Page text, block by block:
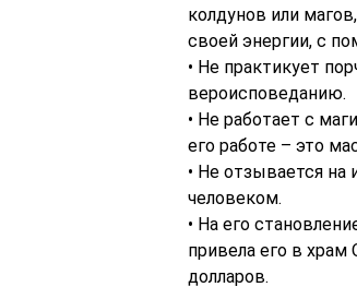
колдунов или
своей энергии, с
• Не практикует
вероисповеданию.
• Не работает с
его работе – это
• Не отзывается на
человеком.
• На его
привела его в
долларов.